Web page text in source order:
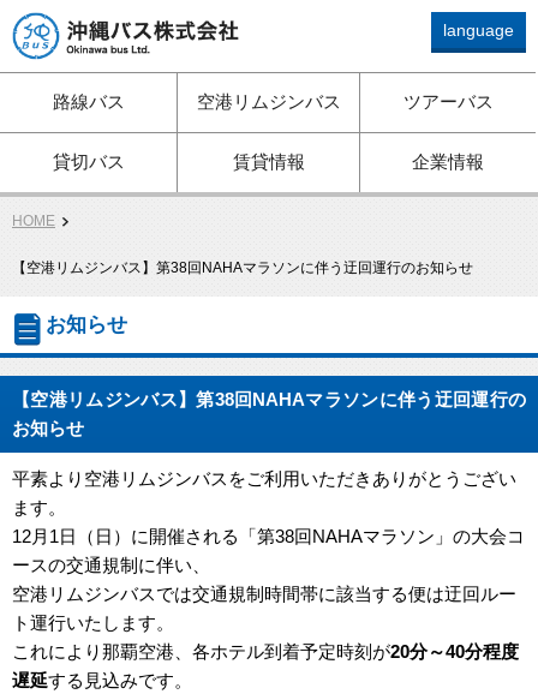
路線バス、ツアーバス、観
光バス、空港リムジン、貸
切バスは沖縄バスへ
language
路線バス 空港リムジンバス ツアーバス
貸切バス 賃貸情報 企業情報
HOME
【空港リムジンバス】第38回NAHAマラソンに伴う迂回運行のお知らせ
お知らせ
【空港リムジンバス】第38回NAHAマラソンに伴う迂回運行の
お知らせ
平素より空港リムジンバスをご利用いただきありがとうござい
ます。
12月1日（日）に開催される「第38回NAHAマラソン」の大会コ
ースの交通規制に伴い、
空港リムジンバスでは交通規制時間帯に該当する便は迂回ルー
ト運行いたします。
これにより那覇空港、各ホテル到着予定時刻が20分～40分程度
遅延する見込みです。